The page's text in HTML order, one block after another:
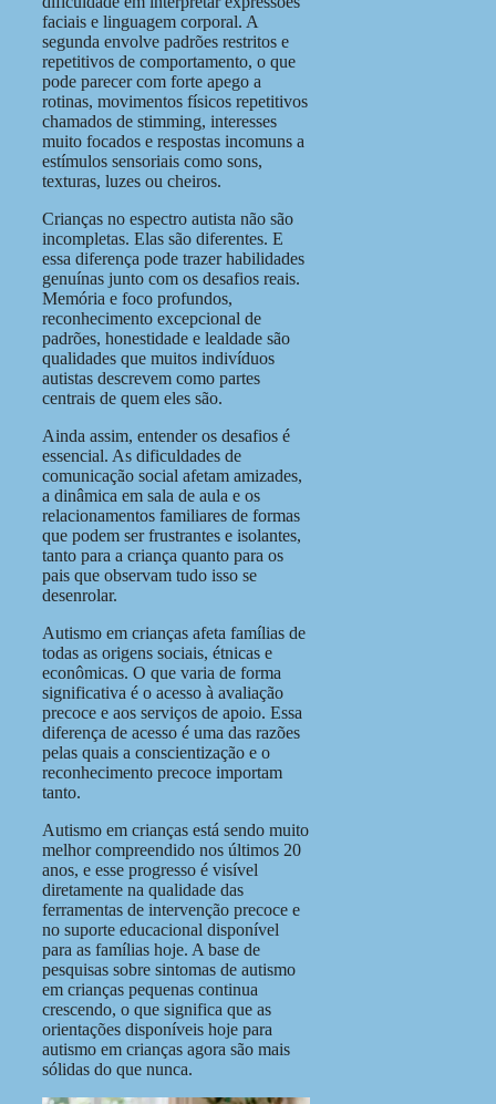
faciais e linguagem corporal. A
segunda envolve padrões restritos e
repetitivos de comportamento, o que
pode parecer com forte apego a
rotinas, movimentos físicos repetitivos
chamados de stimming, interesses
muito focados e respostas incomuns a
estímulos sensoriais como sons,
texturas, luzes ou cheiros.
Crianças no espectro autista não são
incompletas. Elas são diferentes. E
essa diferença pode trazer habilidades
genuínas junto com os desafios reais.
Memória e foco profundos,
reconhecimento excepcional de
padrões, honestidade e lealdade são
qualidades que muitos indivíduos
autistas descrevem como partes
centrais de quem eles são.
Ainda assim, entender os desafios é
essencial. As dificuldades de
comunicação social afetam amizades,
a dinâmica em sala de aula e os
relacionamentos familiares de formas
que podem ser frustrantes e isolantes,
tanto para a criança quanto para os
pais que observam tudo isso se
desenrolar.
Autismo em crianças afeta famílias de
todas as origens sociais, étnicas e
econômicas. O que varia de forma
significativa é o acesso à avaliação
precoce e aos serviços de apoio. Essa
diferença de acesso é uma das razões
pelas quais a conscientização e o
reconhecimento precoce importam
tanto.
Autismo em crianças está sendo muito
melhor compreendido nos últimos 20
anos, e esse progresso é visível
diretamente na qualidade das
ferramentas de intervenção precoce e
no suporte educacional disponível
para as famílias hoje. A base de
pesquisas sobre sintomas de autismo
em crianças pequenas continua
crescendo, o que significa que as
orientações disponíveis hoje para
autismo em crianças agora são mais
sólidas do que nunca.